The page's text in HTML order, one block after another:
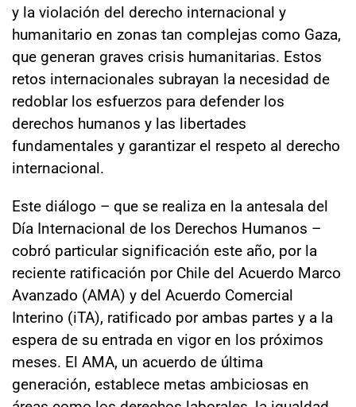
y la violación del derecho internacional y
humanitario en zonas tan complejas como Gaza,
que generan graves crisis humanitarias. Estos
retos internacionales subrayan la necesidad de
redoblar los esfuerzos para defender los
derechos humanos y las libertades
fundamentales y garantizar el respeto al derecho
internacional.
Este diálogo – que se realiza en la antesala del
Día Internacional de los Derechos Humanos –
cobró particular significación este año, por la
reciente ratificación por Chile del Acuerdo Marco
Avanzado (AMA) y del Acuerdo Comercial
Interino (iTA), ratificado por ambas partes y a la
espera de su entrada en vigor en los próximos
meses. El AMA, un acuerdo de última
generación, establece metas ambiciosas en